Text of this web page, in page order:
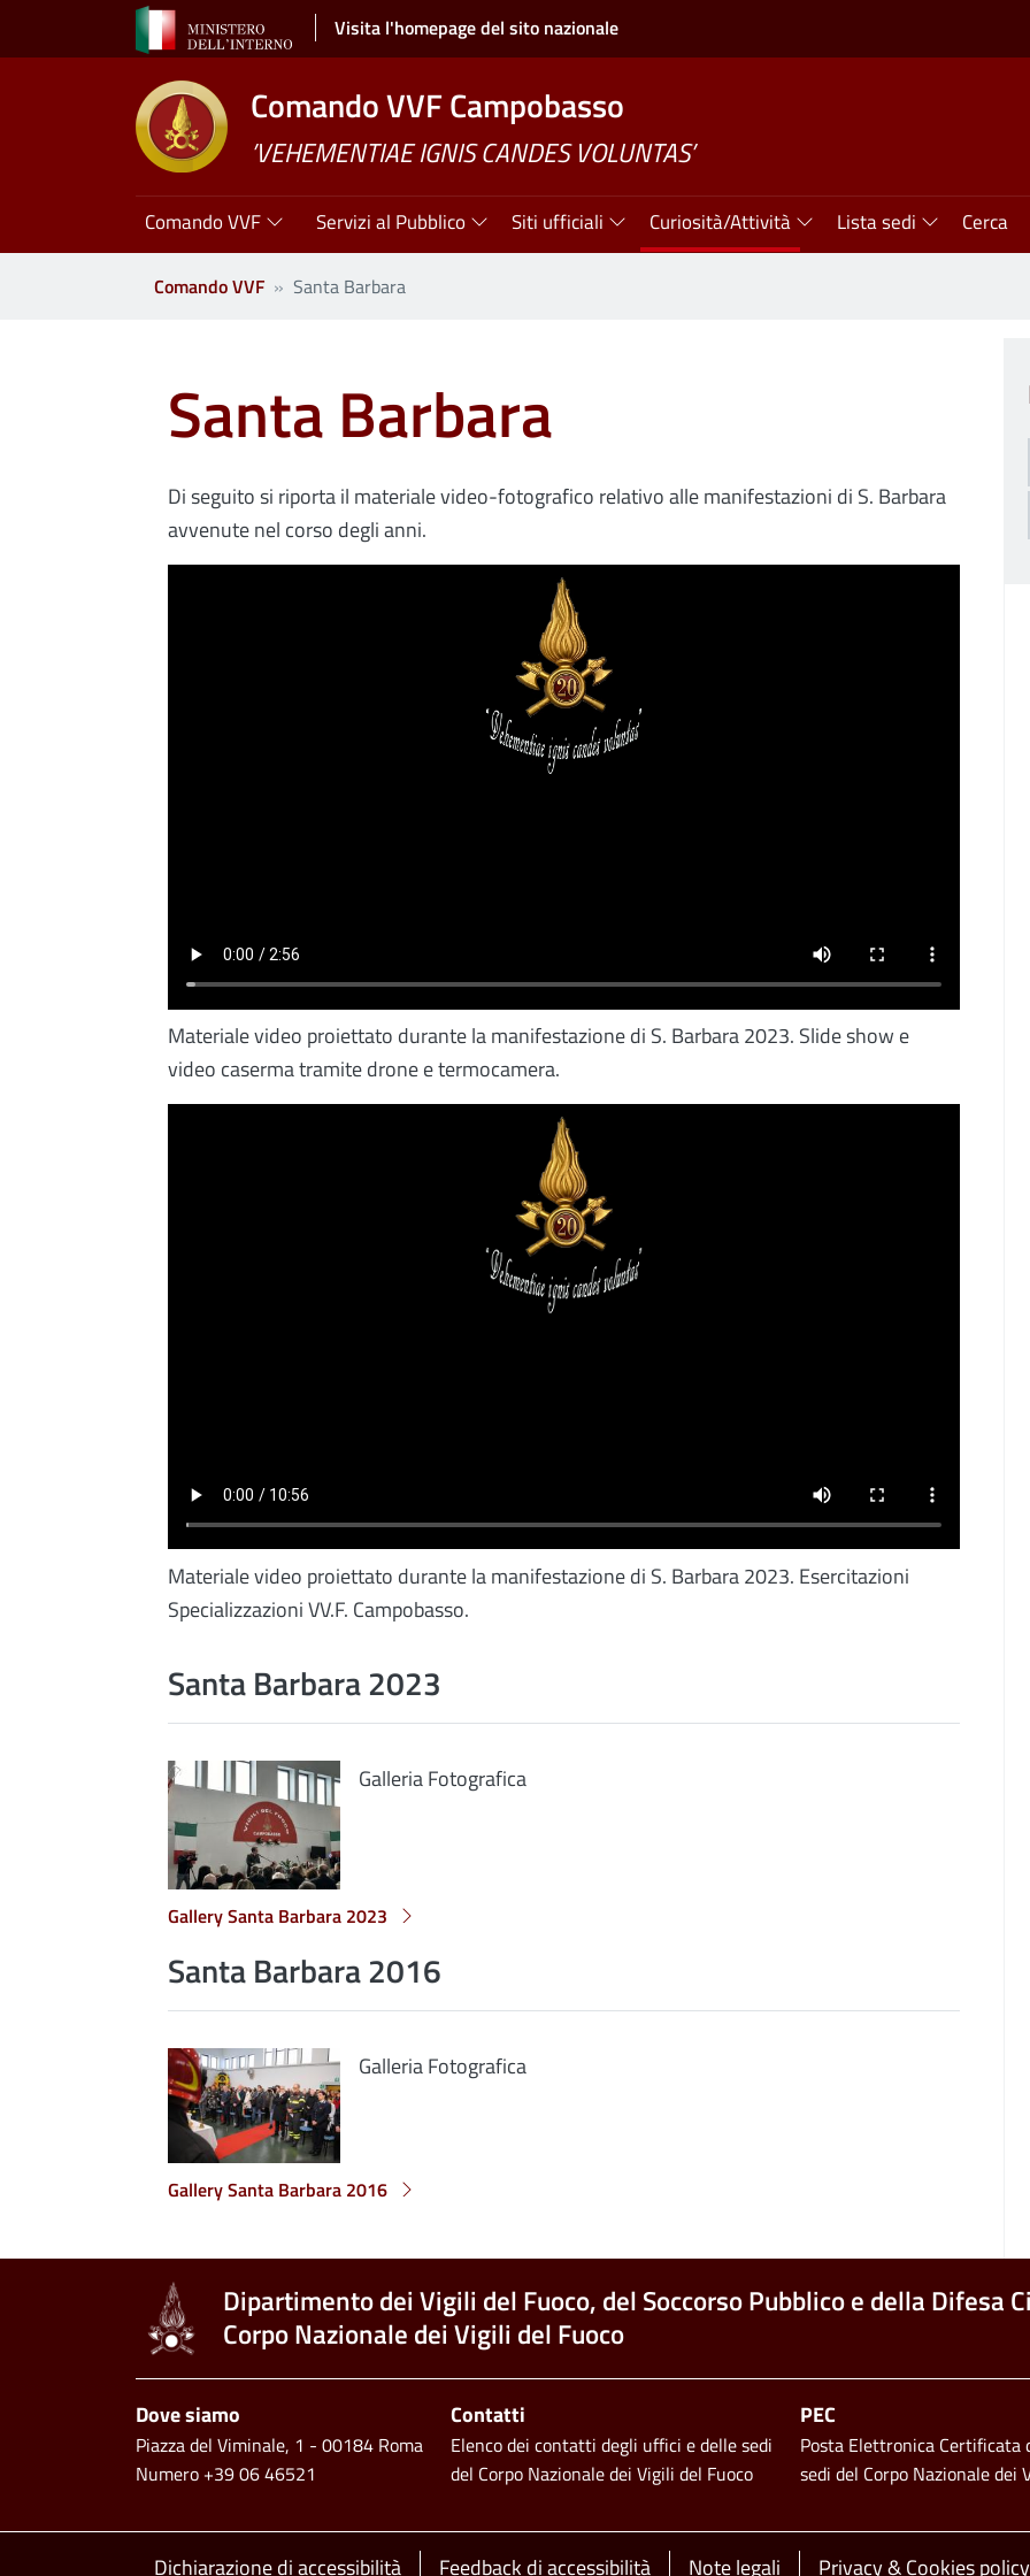
Salta al contenuto principale Visita l'homepage del sito nazionale
Comando VVF Campobasso
’VEHEMENTIAE IGNIS CANDES VOLUNTAS’
Navigazione principale
Comando VVF Servizi al Pubblico Siti ufficiali Curiosità/Attività Lista sedi Cerca
Comando VVF Santa Barbara
Santa Barbara
Di seguito si riporta il materiale video-fotografico relativo alle manifestazioni di S. Barbara
avvenute nel corso degli anni.
Materiale video proiettato durante la manifestazione di S. Barbara 2023. Slide show e
video caserma tramite drone e termocamera.
Materiale video proiettato durante la manifestazione di S. Barbara 2023. Esercitazioni
Specializzazioni VV.F. Campobasso.
Santa Barbara 2023
Galleria Fotografica
Gallery Santa Barbara 2023
Santa Barbara 2016
Galleria Fotografica
Gallery Santa Barbara 2016
Dipartimento dei Vigili del Fuoco, del Soccorso Pubblico e della Difesa
Corpo Nazionale dei Vigili del Fuoco
Piè di pagina
Dove siamo
Piazza del Viminale, 1 - 00184 Roma
Numero +39 06 46521
Contatti
Elenco dei contatti degli uffici e delle sedi
del Corpo Nazionale dei Vigili del Fuoco
PEC
Posta Elettronica Certificata
sedi del Corpo Nazionale dei
Dichiarazione di accessibilità Feedback di accessibilità Note legali Privacy & Cookies policy